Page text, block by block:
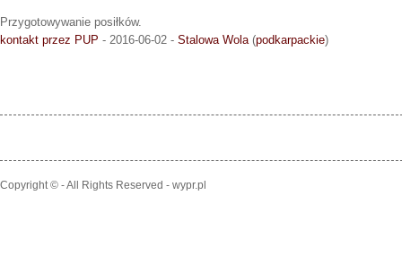
Przygotowywanie posiłków.
kontakt przez PUP - 2016-06-02 - Stalowa Wola (podkarpackie)
Copyright © - All Rights Reserved - wypr.pl